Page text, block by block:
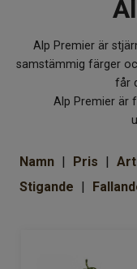
Ullprodukter
Presenter
Om Kaki
Alp Premier är
samstämmig färger
får
Alp Premier är
Namn Pris
Stigande